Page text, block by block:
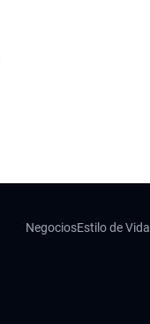
NegociosEstilo de Vida